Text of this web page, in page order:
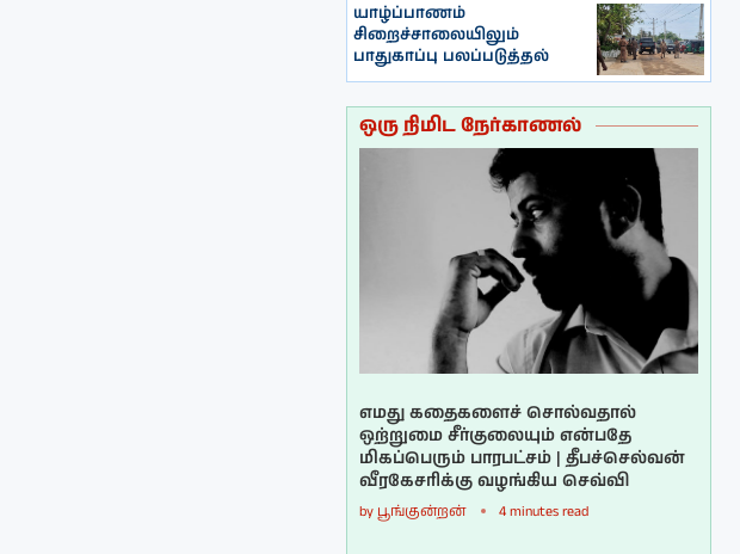
யாழ்ப்பாணம்
சிறைச்சாலையிலும்
பாதுகாப்பு பலப்படுத்தல்
ஒரு நிமிட நேர்காணல்
எமது கதைகளைச் சொல்வதால்
ஒற்றுமை சீர்குலையும் என்பதே
மிகப்பெரும் பாரபட்சம் | தீபச்செல்வன்
வீரகேசரிக்கு வழங்கிய செவ்வி
by பூங்குன்றன் 4 minutes read